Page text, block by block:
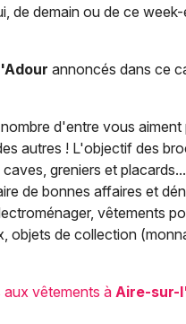
de demain ou de ce
annoncés dans ce
d'entre vous
autres ! L'objectif des
greniers et
de bonnes affaires et
vêtements
objets de collection
aux vêtements à Aire-sur-